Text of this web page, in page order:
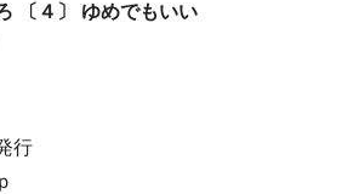
〔４〕 ゆめでもいい
行